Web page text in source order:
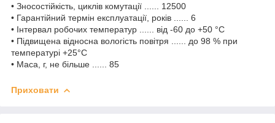
• Зносостійкість, циклів комутації ...... 12500
• Гарантійний термін експлуатації, років ...... 6
• Інтервал робочих температур ...... від -60 до +50 °С
• Підвищена відносна вологість повітря ...... до 98 % при
температурі +25°С
• Маса, г, не більше ...... 85
Приховати